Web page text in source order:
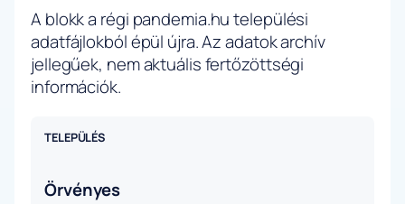
A blokk a régi pandemia.hu települési
adatfájlokból épül újra. Az adatok archív
jellegűek, nem aktuális fertőzöttségi
információk.
TELEPÜLÉS
Örvényes